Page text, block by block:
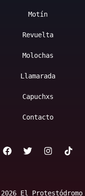
Motín
Revuelta
Molochas
Llamarada
Capuchxs
Contacto
El Protestódromo